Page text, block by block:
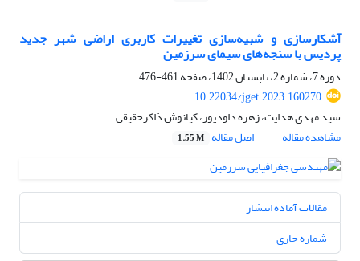
آشکارسازی و شبیه‌سازی تغییرات کاربری اراضی شهر جدید
پردیس با سنجه‌های سیمای سرزمین
دوره 7، شماره 2، تابستان 1402، صفحه
461-476
10.22034/jget.2023.160270
سید مهدی هدایت، زهره داودپور، کیانوش ذاکرحقیقی
مشاهده مقاله
اصل مقاله 1.55 M
مقالات آماده انتشار
شماره جاری